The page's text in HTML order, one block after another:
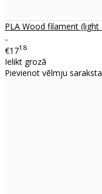
PLA Wood filament (light
..
€1718
Ielikt grozā
Pievienot vēlmju